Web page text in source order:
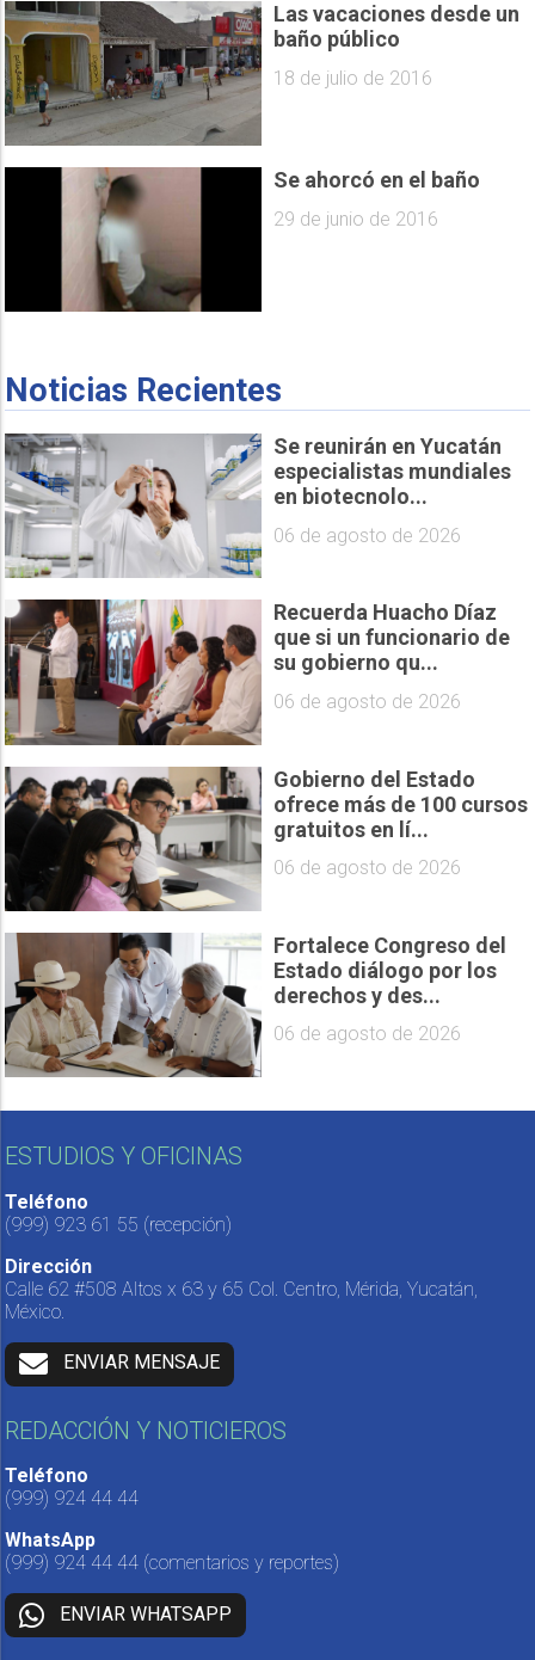
Las vacaciones desde un
baño público
18 de julio de 2016
Se ahorcó en el baño
29 de junio de 2016
Noticias Recientes
Se reunirán en Yucatán
especialistas mundiales
en biotecnolo...
06 de agosto de 2026
Recuerda Huacho Díaz
que si un funcionario de
su gobierno qu...
06 de agosto de 2026
Gobierno del Estado
ofrece más de 100 cursos
gratuitos en lí...
06 de agosto de 2026
Fortalece Congreso del
Estado diálogo por los
derechos y des...
06 de agosto de 2026
ESTUDIOS Y OFICINAS
Teléfono
(999) 923 61 55 (recepción)
Dirección
Calle 62 #508 Altos x 63 y 65 Col. Centro, Mérida, Yucatán,
México.
ENVIAR MENSAJE
REDACCIÓN Y NOTICIEROS
Teléfono
(999) 924 44 44
WhatsApp
(999) 924 44 44 (comentarios y reportes)
ENVIAR WHATSAPP